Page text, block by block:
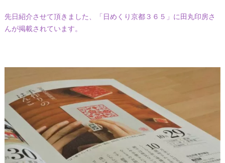
先日紹介させて頂きました、「日めくり京都３６５」に田丸印房さ
んが掲載されています。